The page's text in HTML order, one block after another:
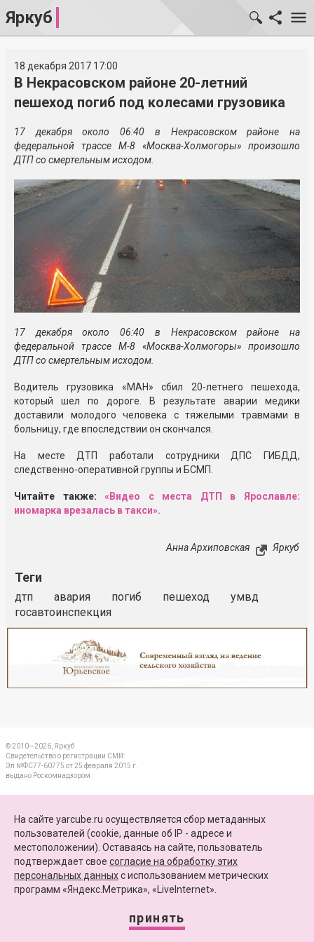
Яркуб
18 декабря 2017 17:00
В Некрасовском районе 20-летний
пешеход погиб под колесами грузовика
17 декабря около 06:40 в Некрасовском районе на
федеральной трассе М-8 «Москва-Холмогоры» произошло
ДТП со смертельным исходом.
17 декабря около 06:40 в Некрасовском районе на
федеральной трассе М-8 «Москва-Холмогоры» произошло
ДТП со смертельным исходом.
Водитель грузовика «МАН» сбил 20-летнего пешехода,
который шел по дороге. В результате аварии медики
доставили молодого человека с тяжелыми травмами в
больницу, где впоследствии он скончался.
На месте ДТП работали сотрудники ДПС ГИБДД,
следственно-оперативной группы и БСМП.
Читайте также:
«Видео с места ДТП в Ярославле:
иномарка врезалась в такси».
Анна Архиповская Яркуб
Теги
дтп авария погиб пешеход
умвд
госавтоинспекция
© 2010—2026, Яркуб
Свидетельство о регистрации СМИ:
Эл №ФС77-60775 от 25 февраля 2015 г.
выдано Роскомнадзором
ПАРТНЕРЫ
КАРТА САЙТА
+7 (4852) 64-15-52
Сайт функционирует при финансовой поддержке Министерства цифрового развития,
связи и массовых коммуникаций Российской Федерации
На сайте yarcube.ru осуществляется сбор метаданных
пользователей (cookie, данные об IP - адресе и
местоположении). Оставаясь на сайте, пользователь
подтверждает свое согласие на обработку этих
персональных данныхc использованием метрических
программ «Яндекс.Метрика», «LiveInternet».
принять